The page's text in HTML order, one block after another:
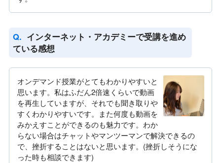
インターネット・アカデミーで受講を進め
ている感想
オンデマンド授業がとてもわかりやすいと
思います。私はふだん2倍速くらいで動画
を再生していますが、それでも聞き取りや
すくわかりやすいです。また何度も動画を
みかえすことができるのも魅力です。わか
らない場合はチャットやマンツーマンで解決できるの
で、挫折することはないと思います。(挫折しそうにな
った時も相談できます)